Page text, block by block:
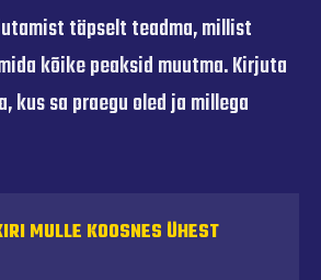
täpselt teadma, millist
kõike peaksid muutma. Kirjuta
kus sa praegu oled ja millega
MULLE KOOSNES ÜHEST